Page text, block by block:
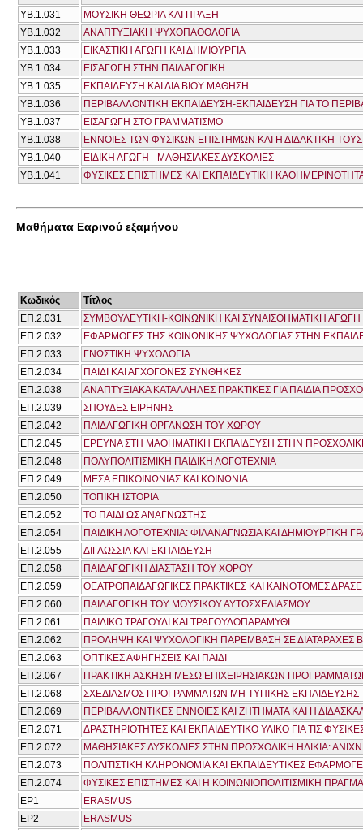
ΥΒ.1.031
ΜΟΥΣΙΚΗ ΘΕΩΡΙΑ ΚΑΙ ΠΡΑΞΗ
ΥΒ.1.032
ΑΝΑΠΤΥΞΙΑΚΗ ΨΥΧΟΠΑΘΟΛΟΓΙΑ
ΥΒ.1.033
ΕΙΚΑΣΤΙΚΗ ΑΓΩΓΗ ΚΑΙ ΔΗΜΙΟΥΡΓΙΑ
ΥΒ.1.034
ΕΙΣΑΓΩΓΗ ΣΤΗΝ ΠΑΙΔΑΓΩΓΙΚΗ
ΥΒ.1.035
ΕΚΠΑΙΔΕΥΣΗ ΚΑΙ ΔΙΑ ΒΙΟΥ ΜΑΘΗΣΗ
ΥΒ.1.036
ΠΕΡΙΒΑΛΛΟΝΤΙΚΗ ΕΚΠΑΙΔΕΥΣΗ-ΕΚΠΑΙΔΕΥΣΗ ΓΙΑ ΤΟ
ΥΒ.1.037
ΕΙΣΑΓΩΓΗ ΣΤΟ ΓΡΑΜΜΑΤΙΣΜΟ
ΥΒ.1.038
ΕΝΝΟΙΕΣ ΤΩΝ ΦΥΣΙΚΩΝ ΕΠΙΣΤΗΜΩΝ ΚΑΙ Η ΔΙΔΑΚΤΙΚΗ ΤΟΥΣ
ΥΒ.1.040
ΕΙΔΙΚΗ ΑΓΩΓΗ - ΜΑΘΗΣΙΑΚΕΣ ΔΥΣΚΟΛΙΕΣ
ΥΒ.1.041
ΦΥΣΙΚΕΣ ΕΠΙΣΤΗΜΕΣ ΚΑΙ ΕΚΠΑΙΔΕΥΤΙΚΗ
Μαθήματα Εαρινού εξαμήνου
Κωδικός
Τίτλος
ΕΠ.2.031
ΣΥΜΒΟΥΛΕΥΤΙΚΗ-ΚΟΙΝΩΝΙΚΗ ΚΑΙ ΣΥΝΑΙΣΘΗΜΑΤΙΚΗ ΑΓΩΓΗ
ΕΠ.2.032
ΕΦΑΡΜΟΓΕΣ ΤΗΣ ΚΟΙΝΩΝΙΚΗΣ ΨΥΧΟΛΟΓΙΑΣ ΣΤΗΝ
ΕΠ.2.033
ΓΝΩΣΤΙΚΗ ΨΥΧΟΛΟΓΙΑ
ΕΠ.2.034
ΠΑΙΔΙ ΚΑΙ ΑΓΧΟΓΟΝΕΣ ΣΥΝΘΗΚΕΣ
ΕΠ.2.038
ΑΝΑΠΤΥΞΙΑΚΑ ΚΑΤΑΛΛΗΛΕΣ ΠΡΑΚΤΙΚΕΣ ΓΙΑ ΠΑΙΔΙΑ
ΕΠ.2.039
ΣΠΟΥΔΕΣ ΕΙΡΗΝΗΣ
ΕΠ.2.042
ΠΑΙΔΑΓΩΓΙΚΗ ΟΡΓΑΝΩΣΗ ΤΟΥ ΧΩΡΟΥ
ΕΠ.2.045
ΕΡΕΥΝΑ ΣΤΗ ΜΑΘΗΜΑΤΙΚΗ ΕΚΠΑΙΔΕΥΣΗ ΣΤΗΝ
ΕΠ.2.048
ΠΟΛΥΠΟΛΙΤΙΣΜΙΚΗ ΠΑΙΔΙΚΗ ΛΟΓΟΤΕΧΝΙΑ
ΕΠ.2.049
ΜΕΣΑ ΕΠΙΚΟΙΝΩΝΙΑΣ ΚΑΙ ΚΟΙΝΩΝΙΑ
ΕΠ.2.050
ΤΟΠΙΚΗ ΙΣΤΟΡΙΑ
ΕΠ.2.052
ΤΟ ΠΑΙΔΙ ΩΣ ΑΝΑΓΝΩΣΤΗΣ
ΕΠ.2.054
ΠΑΙΔΙΚΗ ΛΟΓΟΤΕΧΝΙΑ: ΦΙΛΑΝΑΓΝΩΣΙΑ ΚΑΙ ΔΗΜΙΟΥΡΓΙΚΗ
ΕΠ.2.055
ΔΙΓΛΩΣΣΙΑ ΚΑΙ ΕΚΠΑΙΔΕΥΣΗ
ΕΠ.2.058
ΠΑΙΔΑΓΩΓΙΚΗ ΔΙΑΣΤΑΣΗ ΤΟΥ ΧΟΡΟΥ
ΕΠ.2.059
ΘΕΑΤΡΟΠΑΙΔΑΓΩΓΙΚΕΣ ΠΡΑΚΤΙΚΕΣ ΚΑΙ ΚΑΙΝΟΤΟΜΕΣ
ΕΠ.2.060
ΠΑΙΔΑΓΩΓΙΚΗ ΤΟΥ ΜΟΥΣΙΚΟΥ ΑΥΤΟΣΧΕΔΙΑΣΜΟΥ
ΕΠ.2.061
ΠΑΙΔΙΚΟ ΤΡΑΓΟΥΔΙ ΚΑΙ ΤΡΑΓΟΥΔΟΠΑΡΑΜΥΘΙ
ΕΠ.2.062
ΠΡΟΛΗΨΗ ΚΑΙ ΨΥΧΟΛΟΓΙΚΗ ΠΑΡΕΜΒΑΣΗ ΣΕ ΔΙΑΤΑΡΑΧΕΣ
ΕΠ.2.063
ΟΠΤΙΚΕΣ ΑΦΗΓΗΣΕΙΣ ΚΑΙ ΠΑΙΔΙ
ΕΠ.2.067
ΠΡΑΚΤΙΚΗ ΑΣΚΗΣΗ ΜΕΣΩ ΕΠΙΧΕΙΡΗΣΙΑΚΩΝ
ΕΠ.2.068
ΣΧΕΔΙΑΣΜΟΣ ΠΡΟΓΡΑΜΜΑΤΩΝ ΜΗ ΤΥΠΙΚΗΣ ΕΚΠΑΙΔΕΥΣΗΣ
ΕΠ.2.069
ΠΕΡΙΒΑΛΛΟΝΤΙΚΕΣ ΕΝΝΟΙΕΣ ΚΑΙ ΖΗΤΗΜΑΤΑ ΚΑΙ Η
ΕΠ.2.071
ΔΡΑΣΤΗΡΙΟΤΗΤΕΣ ΚΑΙ ΕΚΠΑΙΔΕΥΤΙΚΟ ΥΛΙΚΟ ΓΙΑ ΤΙΣ
ΕΠ.2.072
ΜΑΘΗΣΙΑΚΕΣ ΔΥΣΚΟΛΙΕΣ ΣΤΗΝ ΠΡΟΣΧΟΛΙΚΗ ΗΛΙΚΙΑ:
ΕΠ.2.073
ΠΟΛΙΤΙΣΤΙΚΗ ΚΛΗΡΟΝΟΜΙΑ ΚΑΙ ΕΚΠΑΙΔΕΥΤΙΚΕΣ
ΕΠ.2.074
ΦΥΣΙΚΕΣ ΕΠΙΣΤΗΜΕΣ ΚΑΙ Η ΚΟΙΝΩΝΙΟΠΟΛΙΤΙΣΜΙΚΗ
ΕΡ1
ERASMUS
ΕΡ2
ERASMUS